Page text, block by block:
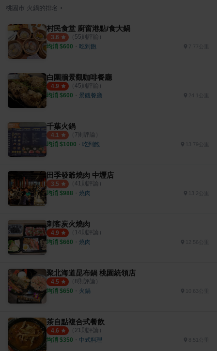
桃園市 火鍋 的排名 ›
村民食堂 廚窗港點/食大鍋
3.6 （ 55則評論）
均消 $600 ・ 吃到飽 7.77公里
白圍牆景觀咖啡餐廳
4.9 （ 45則評論）
均消 $600 ・ 景觀餐廳 24.1公里
千葉火鍋
4.1 （ 7則評論）
均消 $1000 ・ 吃到飽 13.79公里
田季發爺燒肉 中壢店
3.5 （ 41則評論）
均消 $988 ・ 燒肉 13.2公里
刺客炭火燒肉
4.9 （ 14則評論）
均消 $660 ・ 燒肉 12.56公里
聚北海道昆布鍋 桃園統領店
4.5 （ 8則評論）
均消 $650 ・ 火鍋 10.63公里
茶自點複合式餐飲
4.6 （ 21則評論）
均消 $350 ・ 中式料理 8.51公里